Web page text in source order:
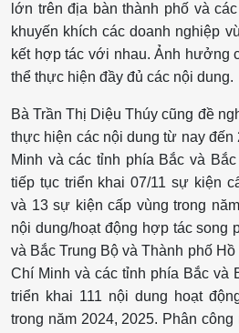
lớn trên địa bàn thành phố và
khuyến khích các doanh nghiệp
kết hợp tác với nhau. Ảnh hưởng
thể thực hiện đầy đủ các nội dung.
Bà Trần Thị Diệu Thúy cũng đề
thực hiện các nội dung từ nay đến
Minh và các tỉnh phía Bắc và
tiếp tục triển khai 07/11 sự kiện
và 13 sự kiện cấp vùng trong
nội dung/hoạt động hợp tác song
và Bắc Trung Bộ và Thành phố
Chí Minh và các tỉnh phía Bắc và
triển khai 111 nội dung hoạt
trong năm 2024, 2025. Phân